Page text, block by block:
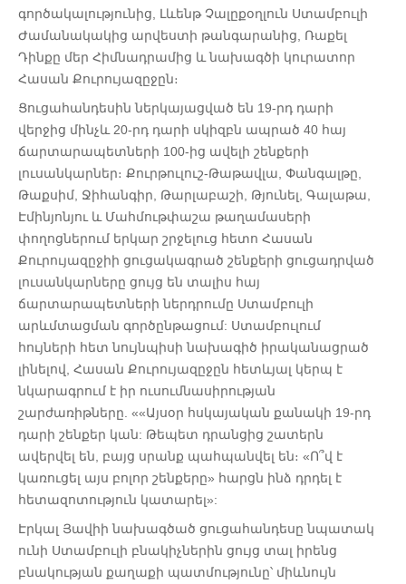
գործակալությունից, Լևենթ Չալըքօղլուն Ստամբուլի
Ժամանակակից արվեստի թանգարանից, Ռաքել
Դինքը մեր Հիմնադրամից և նախագծի կուրատոր
Հասան Քուրույազըջըն։
Ցուցահանդեսին ներկայացված են 19-րդ դարի
վերջից մինչև 20-րդ դարի սկիզբն ապրած 40 հայ
ճարտարապետների 100-ից ավելի շենքերի
լուսանկարներ։ Քուրթուլուշ-Թաթավլա, Փանգալթը,
Թաքսիմ, Ջիհանգիր, Թարլաբաշի, Թյունել, Գալաթա,
Էմինյոնյու և Մահմութփաշա թաղամասերի
փողոցներում երկար շրջելուց հետո Հասան
Քուրույազըջիի ցուցակագրած շենքերի ցուցադրված
լուսանկարները ցույց են տալիս հայ
ճարտարապետների ներդրումը Ստամբուլի
արևմտացման գործընթացում: Ստամբուլում
հույների հետ նույնպիսի նախագիծ իրականացրած
լինելով, Հասան Քուրույազըջըն հետևյալ կերպ է
նկարագրում է իր ուսումնասիրության
շարժառիթները. ««Այսօր հսկայական քանակի 19-րդ
դարի շենքեր կան: Թեպետ դրանցից շատերն
ավերվել են, բայց սրանք պահպանվել են։ «Ո՞վ է
կառուցել այս բոլոր շենքերը» հարցն ինձ դրդել է
հետազոտություն կատարել»:
Էրկալ Յավիի նախագծած ցուցահանդեսը նպատակ
ունի Ստամբուլի բնակիչներին ցույց տալ իրենց
բնակության քաղաքի պատմությունը՝ միևնույն